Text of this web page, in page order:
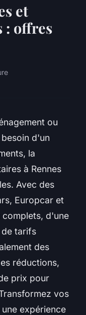
et
: offres
ou
d'un
la
à Rennes
Avec des
Europcar et
d'une
tarifs
des
réductions,
prix pour
vos
expérience